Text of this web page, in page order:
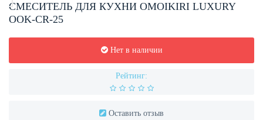
СМЕСИТЕЛЬ ДЛЯ КУХНИ OMOIKIRI LUXURY
OOK-CR-25
Нет в наличии
Рейтинг:
Оставить отзыв